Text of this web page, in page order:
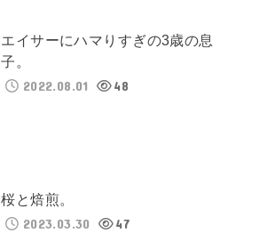
エイサーにハマりすぎの3歳の息
子。
2022.08.01
48
桜と焙煎。
2023.03.30
47